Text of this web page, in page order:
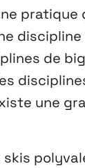
pratique
de
une
skis